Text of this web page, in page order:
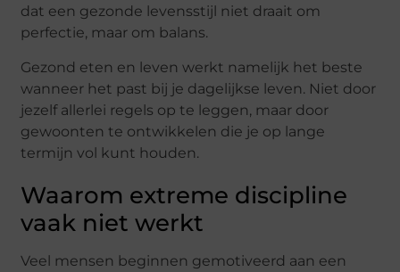
dat een gezonde levensstijl niet draait om
perfectie, maar om balans.
Gezond eten en leven werkt namelijk het beste
wanneer het past bij je dagelijkse leven. Niet door
jezelf allerlei regels op te leggen, maar door
gewoonten te ontwikkelen die je op lange
termijn vol kunt houden.
Waarom extreme discipline
vaak niet werkt
Veel mensen beginnen gemotiveerd aan een